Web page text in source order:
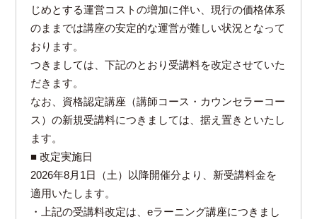
じめとする運営コストの増加に伴い、現行の価格体系
のままでは講座の安定的な運営が難しい状況となって
おります。
つきましては、下記のとおり受講料を改定させていた
だきます。
なお、資格認定講座（講師コース・カウンセラーコー
ス）の新規受講料につきましては、据え置きといたし
ます。
■ 改定実施日
2026年8月1日（土）以降開催分より、新受講料金を
適用いたします。
・上記の受講料改定は、eラーニング講座につきまし